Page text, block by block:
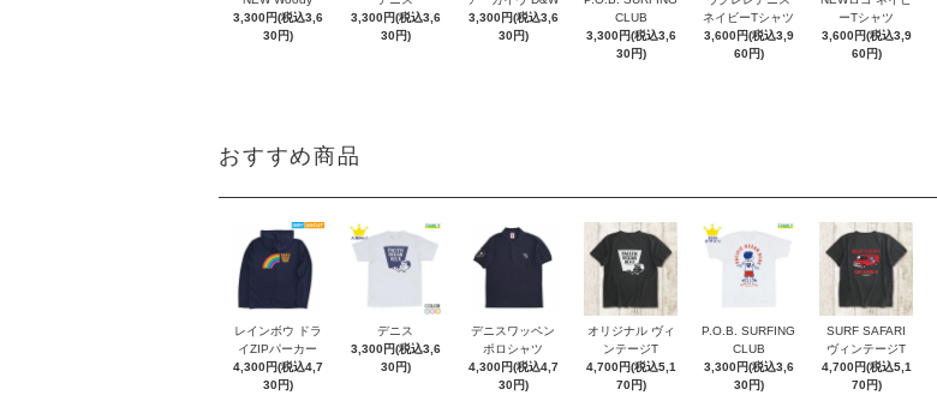
3,300円(税込3,6
30円)
3,300円(税込3,6
30円)
3,300円(税込3,6
30円)
CLUB
3,300円(税込3,6
30円)
ネイビーTシャツ
3,600円(税込3,9
60円)
ーTシャツ
3,600円(税込3,9
60円)
おすすめ商品
レインボウ ドラ
イZIPパーカー
4,300円(税込4,7
30円)
デニス
3,300円(税込3,6
30円)
デニスワッペン
ポロシャツ
4,300円(税込4,7
30円)
オリジナル ヴィ
ンテージT
4,700円(税込5,1
70円)
P.O.B. SURFING
CLUB
3,300円(税込3,6
30円)
SURF SAFARI
ヴィンテージT
4,700円(税込5,1
70円)